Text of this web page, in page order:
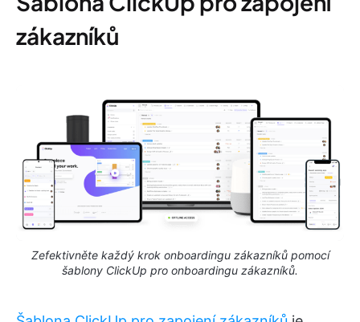
zákazníků
Zefektivněte každý krok onboardingu zákazníků pomocí
šablony ClickUp pro onboardingu zákazníků.